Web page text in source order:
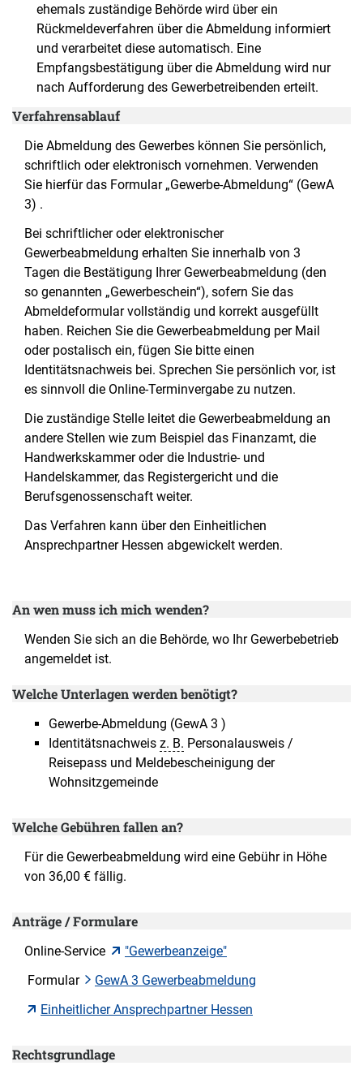
ehemals zuständige Behörde wird über ein
Rückmeldeverfahren über die Abmeldung informiert
und verarbeitet diese automatisch. Eine
Empfangsbestätigung über die Abmeldung wird nur
nach Aufforderung des Gewerbetreibenden erteilt.
Verfahrensablauf
Die Abmeldung des Gewerbes können Sie persönlich,
schriftlich oder elektronisch vornehmen. Verwenden
Sie hierfür das Formular „Gewerbe-Abmeldung“ (GewA
3) .
Bei schriftlicher oder elektronischer
Gewerbeabmeldung erhalten Sie innerhalb von 3
Tagen die Bestätigung Ihrer Gewerbeabmeldung (den
so genannten „Gewerbeschein“), sofern Sie das
Abmeldeformular vollständig und korrekt ausgefüllt
haben. Reichen Sie die Gewerbeabmeldung per Mail
oder postalisch ein, fügen Sie bitte einen
Identitätsnachweis bei. Sprechen Sie persönlich vor, ist
es sinnvoll die Online-Terminvergabe zu nutzen.
Die zuständige Stelle leitet die Gewerbeabmeldung an
andere Stellen wie zum Beispiel das Finanzamt, die
Handwerkskammer oder die Industrie- und
Handelskammer, das Registergericht und die
Berufsgenossenschaft weiter.
Das Verfahren kann über den Einheitlichen
Ansprechpartner Hessen abgewickelt werden.
An wen muss ich mich wenden?
Wenden Sie sich an die Behörde, wo Ihr Gewerbebetrieb
angemeldet ist.
Welche Unterlagen werden benötigt?
Gewerbe-Abmeldung (GewA 3 )
Identitätsnachweis z. B. Personalausweis /
Reisepass und Meldebescheinigung der
Wohnsitzgemeinde
Welche Gebühren fallen an?
Für die Gewerbeabmeldung wird eine Gebühr in Höhe
von 36,00 € fällig.
Anträge / Formulare
Online-Service
"Gewerbeanzeige"
Formular
GewA 3 Gewerbeabmeldung
Einheitlicher Ansprechpartner Hessen
Rechtsgrundlage